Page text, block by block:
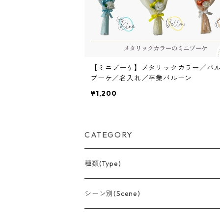
【ミニブーケ】メタリックカラー／バ
ブーケ／名入れ／卒業バルーン
¥1,200
CATEGORY
種類(Type)
アレンジメント(置型)
シーン別(Scene)